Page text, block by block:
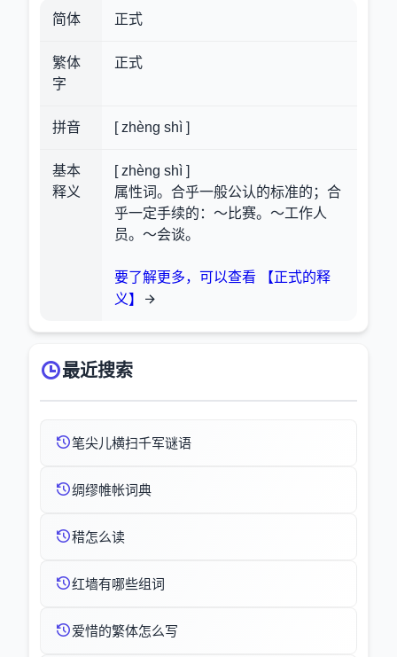
简体 正式
繁体
字
正式
拼音 [ zhèng shì ]
基本
释义
[ zhèng shì ]
属性词。合乎一般公认的标准的；合
乎一定手续的：～比赛。～工作人
员。～会谈。
要了解更多，可以查看 【正式的释
义】
最近搜索
笔尖儿横扫千军谜语
绸缪帷帐词典
稓怎么读
红墙有哪些组词
爱惜的繁体怎么写